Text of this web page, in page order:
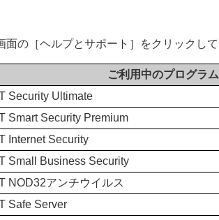
面の［ヘルプとサポート］をクリックし
ご利用中のプログラム
Security Ultimate
Smart Security Premium
Internet Security
Small Business Security
NOD32アンチウイルス
Safe Server